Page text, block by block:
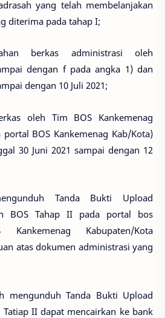
yang telah membelanjakan
diterima pada tahap I;
berkas administrasi oleh
dengan f pada angka 1) dan
dengan 10 Juli 2021;
oleh Tim BOS Kankemenag
BOS Kankemenag Kab/Kota)
30 Juni 2021 sampai dengan 12
Tanda Bukti Upload
BOS Tahap II pada portal bos
Kabupaten/Kota
atas dokumen administrasi yang
mengunduh Tanda Bukti Upload
Tatiap II dapat mencairkan ke bank